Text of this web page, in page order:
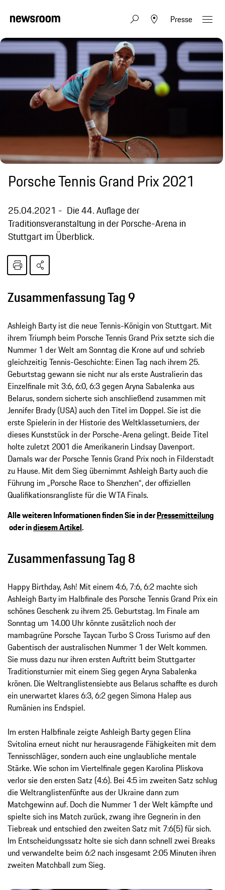
Presse
Porsche Tennis Grand Prix 2021
25.04.2021
Die 44. Auflage der
Traditionsveranstaltung in der Porsche-Arena in
Stuttgart im Überblick.
Zusammenfassung Tag 9
Ashleigh Barty ist die neue Tennis-Königin von Stuttgart. Mit
ihrem Triumph beim Porsche Tennis Grand Prix setzte sich die
Nummer 1 der Welt am Sonntag die Krone auf und schrieb
gleichzeitig Tennis-Geschichte: Einen Tag nach ihrem 25.
Geburtstag gewann sie nicht nur als erste Australierin das
Einzelfinale mit 3:6, 6:0, 6:3 gegen Aryna Sabalenka aus
Belarus, sondern sicherte sich anschließend zusammen mit
Jennifer Brady (USA) auch den Titel im Doppel. Sie ist die
erste Spielerin in der Historie des Weltklasseturniers, der
dieses Kunststück in der Porsche-Arena gelingt. Beide Titel
holte zuletzt 2001 die Amerikanerin Lindsay Davenport.
Damals war der Porsche Tennis Grand Prix noch in Filderstadt
zu Hause. Mit dem Sieg übernimmt Ashleigh Barty auch die
Führung im „Porsche Race to Shenzhen“, der offiziellen
Qualifikationsrangliste für die WTA Finals.
Alle weiteren Informationen finden Sie in derPressemitteilung
oder indiesem Artikel.
Zusammenfassung Tag 8
Happy Birthday, Ash! Mit einem 4:6, 7:6, 6:2 machte sich
Ashleigh Barty im Halbfinale des Porsche Tennis Grand Prix ein
schönes Geschenk zu ihrem 25. Geburtstag. Im Finale am
Sonntag um 14.00 Uhr könnte zusätzlich noch der
mambagrüne Porsche Taycan Turbo S Cross Turismo auf den
Gabentisch der australischen Nummer 1 der Welt kommen.
Sie muss dazu nur ihren ersten Auftritt beim Stuttgarter
Traditionsturnier mit einem Sieg gegen Aryna Sabalenka
krönen. Die Weltranglistensiebte aus Belarus schaffte es durch
ein unerwartet klares 6:3, 6:2 gegen Simona Halep aus
Rumänien ins Endspiel.
Im ersten Halbfinale zeigte Ashleigh Barty gegen Elina
Svitolina erneut nicht nur herausragende Fähigkeiten mit dem
Tennisschläger, sondern auch eine unglaubliche mentale
Stärke. Wie schon im Viertelfinale gegen Karolina Pliskova
verlor sie den ersten Satz (4:6). Bei 4:5 im zweiten Satz schlug
die Weltranglistenfünfte aus der Ukraine dann zum
Matchgewinn auf. Doch die Nummer 1 der Welt kämpfte und
spielte sich ins Match zurück, zwang ihre Gegnerin in den
Tiebreak und entschied den zweiten Satz mit 7:6(5) für sich.
Im Entscheidungssatz holte sie sich dann schnell zwei Breaks
und verwandelte beim 6:2 nach insgesamt 2:05 Minuten ihren
zweiten Matchball zum Sieg.